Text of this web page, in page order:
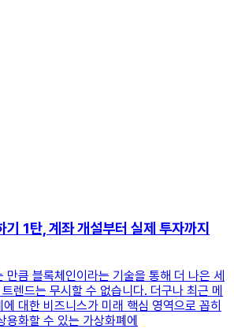
1탄, 계좌 개설부터 실제 투자까지
만큼 블록체인이라는 기술을 통해 더 나은 세
렌드는 무시할 수 없습니다. 더구나 최근 메
대한 비즈니스가 미래 핵심 영역으로 꼽히
용화할 수 있는 가상화폐에